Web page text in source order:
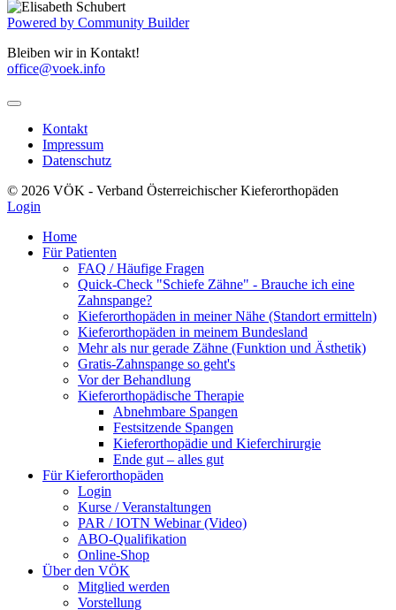
Powered by Community Builder
Bleiben wir in Kontakt!
office@voek.info
Kontakt
Impressum
Datenschutz
© 2026 VÖK - Verband Österreichischer Kieferorthopäden
Login
Home
Für Patienten
FAQ / Häufige Fragen
Quick-Check "Schiefe Zähne" - Brauche ich eine
Zahnspange?
Kieferorthopäden in meiner Nähe (Standort ermitteln)
Kieferorthopäden in meinem Bundesland
Mehr als nur gerade Zähne (Funktion und Ästhetik)
Gratis-Zahnspange so geht's
Vor der Behandlung
Kieferorthopädische Therapie
Abnehmbare Spangen
Festsitzende Spangen
Kieferorthopädie und Kieferchirurgie
Ende gut – alles gut
Für Kieferorthopäden
Login
Kurse / Veranstaltungen
PAR / IOTN Webinar (Video)
ABO-Qualifikation
Online-Shop
Über den VÖK
Mitglied werden
Vorstellung